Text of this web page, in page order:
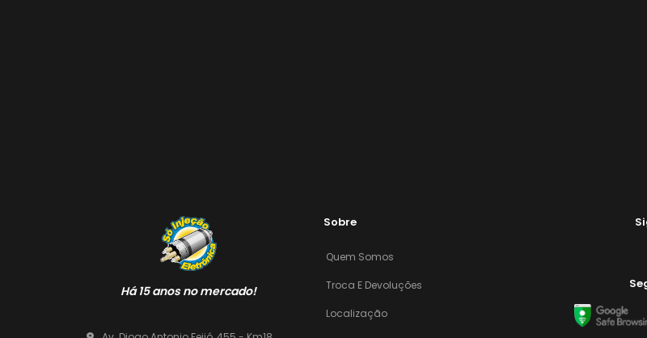
Há 15 anos no mercado!
Sobre
Quem Somos
Troca E Devoluções
Localização